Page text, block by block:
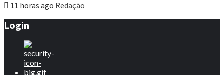
11 horas ago Redação
Login